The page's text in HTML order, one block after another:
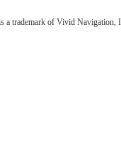
a trademark of Vivid Navigation,